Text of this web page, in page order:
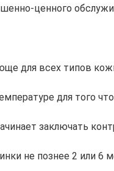
ценного
для всех типов
для того
заключать
не познее 2 или 6